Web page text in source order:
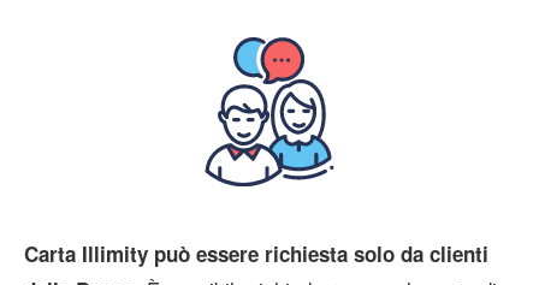
Carta Illimity può essere richiesta solo da clienti